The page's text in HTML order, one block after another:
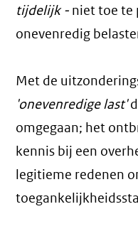
tijdelijk - niet toe te
onevenredig
Met de
'onevenredige last'
omgegaan; het
kennis bij een
legitieme redenen